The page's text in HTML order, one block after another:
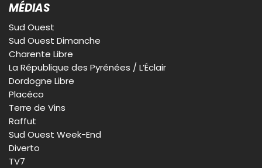
MÉDIAS
Sud Ouest
Sud Ouest Dimanche
Charente Libre
La République des Pyrénées / L’Éclair
Dordogne Libre
Placéco
Terre de Vins
Raffut
Sud Ouest Week-End
Diverto
TV7